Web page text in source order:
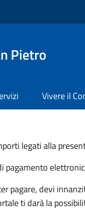
Pietro
Vivere il
legati alla
pagamento
pagare, devi
ti darà la